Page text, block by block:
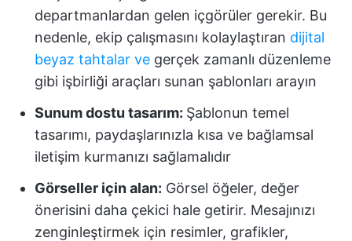
departmanlardan gelen içgörüler gerekir. Bu
nedenle, ekip çalışmasını kolaylaştıran dijital
beyaz tahtalar ve gerçek zamanlı düzenleme
gibi işbirliği araçları sunan şablonları arayın
Sunum dostu tasarım: Şablonun temel
tasarımı, paydaşlarınızla kısa ve bağlamsal
iletişim kurmanızı sağlamalıdır
Görseller için alan: Görsel öğeler, değer
önerisini daha çekici hale getirir. Mesajınızı
zenginleştirmek için resimler, grafikler,